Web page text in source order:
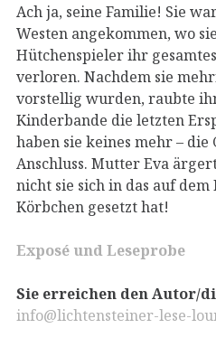
Ach ja, seine Familie! Sie
Westen angekommen, wo
Hütchenspieler ihr
verloren. Nachdem sie
vorstellig wurden, raubte
Kinderbande die letzten
haben sie keines mehr – die
Anschluss. Mutter Eva
nicht sie sich in das auf
Körbchen gesetzt hat!
Exposé und Leseprobe
Sie erreichen den Autor/
info@lichtensteiner-lese-